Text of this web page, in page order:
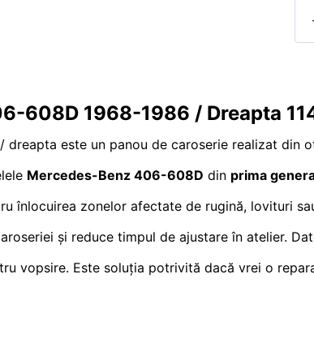
608D 1968-1986 / Dreapta
/ dreapta este un panou de caroserie realizat din
Mercedes-Benz 406-608D din prima
înlocuirea zonelor afectate de rugină, lovituri
și reduce timpul de ajustare în atelier.
vopsire. Este soluția potrivită dacă vrei o